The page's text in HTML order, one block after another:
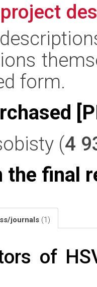
form.
(4
the final
journals (1)
of